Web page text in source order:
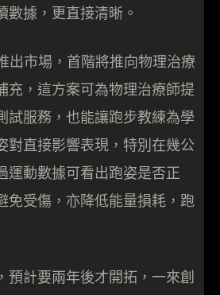
數據，更直接清晰。
出市場，首階將推向物理治療
充，這方案可為物理治療師提
試服務，也能讓跑步教練為學
對直接影響表現，特別在幾公
運動數據可看出跑姿是否正
免受傷，亦降低能量損耗，跑
預計要兩年後才開拓，一來創